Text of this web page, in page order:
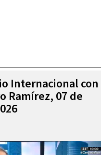
Internacional con
Ramírez, 07 de